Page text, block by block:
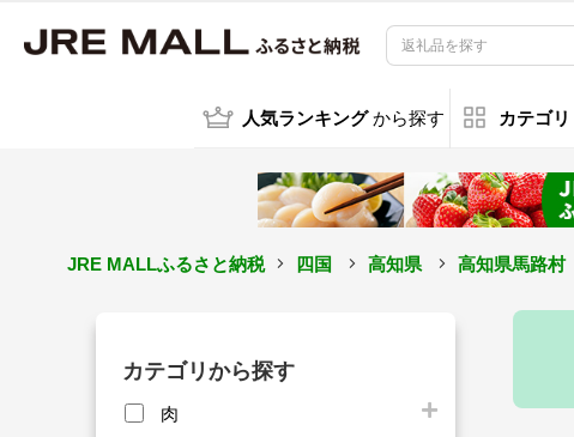
人気ランキング から探す カテゴリ
JRE MALLふるさと納税 四国 高知県 高知県馬路村
カテゴリから探す
肉